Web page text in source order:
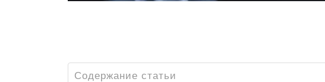
Содержание статьи